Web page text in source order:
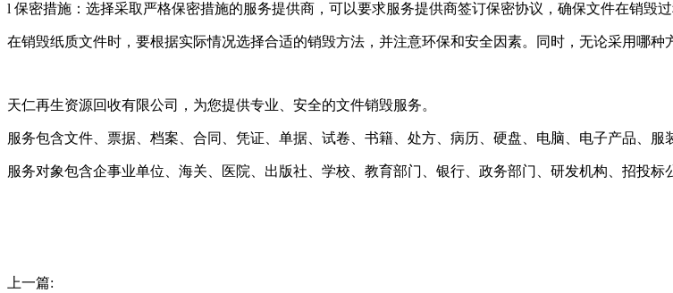
l 保密措施：选择采取严格保密措施的服务提供商，可以要求服务提供商签订保密协议，确保文件在销毁过
在销毁纸质文件时，要根据实际情况选择合适的销毁方法，并注意环保和安全因素。同时，无论采用哪种
天仁再生资源回收有限公司，为您提供专业、安全的文件销毁服务。
服务包含文件、票据、档案、合同、凭证、单据、试卷、书籍、处方、病历、硬盘、电脑、电子产品、服
服务对象包含企事业单位、海关、医院、出版社、学校、教育部门、银行、政务部门、研发机构、招投标
上一篇: